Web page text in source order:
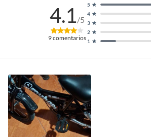
4.1/5
9comentarios 1
2
3
4
5